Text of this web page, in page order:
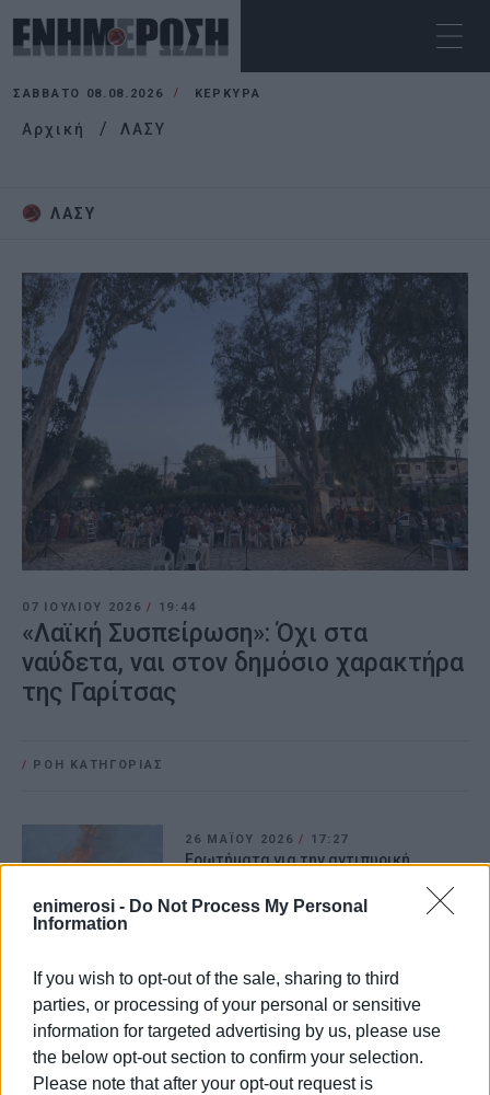
enimerosi - Do Not Process My Personal
Information
If you wish to opt-out of the sale, sharing to third
parties, or processing of your personal or sensitive
information for targeted advertising by us, please use
the below opt-out section to confirm your selection.
Please note that after your opt-out request is
ΣΆΒΒΑΤΟ 08.08.2026 ΚΕΡΚΥΡΑ
Αρχική ΛΑΣΥ
ΛΑΣΥ
07 ΙΟΥΛΊΟΥ 2026/ 19:44
«Λαϊκή Συσπείρωση»: Όχι στα
ναύδετα, ναι στον δημόσιο χαρακτήρα
της Γαρίτσας
/ ΡΟΗ ΚΑΤΗΓΟΡΙΑΣ
26 ΜΑΪ́ΟΥ 2026/ 17:27
Ερωτήματα για την αντιπυρική
Η Λαϊκή Συσπείρωση ζητά από το
δήμαρχο ανάκληση «συκοφαντικών
και χυδαίων» αναφορών
23 ΑΠΡΙΛΊΟΥ 2026/19:39